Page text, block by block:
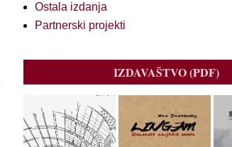
Ostala izdanja
Partnerski projekti
IZDAVAŠTVO (PDF)